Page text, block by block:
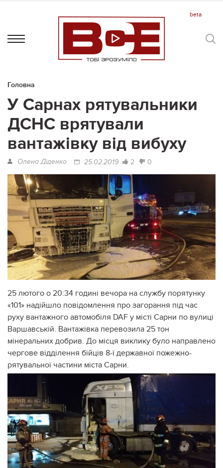
Головна
У Сарнах рятувальники
ДСНС врятували
вантажівку від вибуху
Олена Діденко 25.02.2019 2 0
25 лютого о 20:34 годині вечора на службу порятунку
«101» надійшло повідомлення про загорання під час
руху вантажного автомобіля DAF у місті Сарни по вулиці
Варшавській. Вантажівка перевозила 25 тон
мінеральних добрив. До місця виклику було направлено
чергове відділення бійців 8-ї державної пожежно-
рятувальної частини міста Сарни.